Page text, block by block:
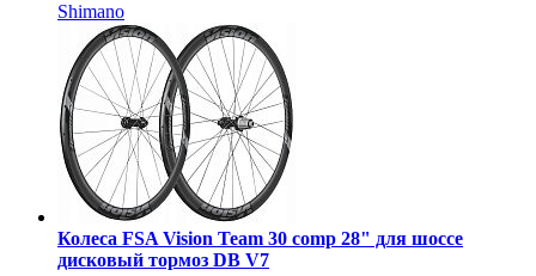
Shimano
Колеса FSA Vision Team 30 comp 28" для шоссе
дисковый тормоз DB V7